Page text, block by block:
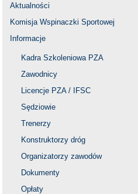
Aktualności
Komisja Wspinaczki Sportowej
Informacje
Kadra Szkoleniowa PZA
Zawodnicy
Licencje PZA / IFSC
Sędziowie
Trenerzy
Konstruktorzy dróg
Organizatorzy zawodów
Dokumenty
Opłaty